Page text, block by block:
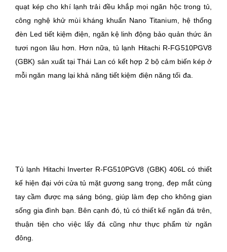
quạt kép cho khí lạnh trải đều khắp mọi ngăn hộc trong tủ,
công nghệ khử mùi kháng khuẩn Nano Titanium, hệ thống
đèn Led tiết kiệm điện, ngăn kệ linh động bảo quản thức ăn
tươi ngon lâu hơn. Hơn nữa, tủ lạnh Hitachi R-FG510PGV8
(GBK) sản xuất tại Thái Lan có kết hợp 2 bộ cảm biến kép ở
mỗi ngăn mang lại khả năng tiết kiệm điện năng tối đa.
Tủ lạnh Hitachi Inverter R-FG510PGV8 (GBK) 406L có thiết
kế hiện đại với cửa tủ mặt gương sang trọng, đẹp mắt cùng
tay cầm được mạ sáng bóng, giúp làm đẹp cho không gian
sống gia đình bạn. Bên cạnh đó, tủ có thiết kế ngăn đá trên,
thuận tiện cho việc lấy đá cũng như thực phẩm từ ngăn
đông.